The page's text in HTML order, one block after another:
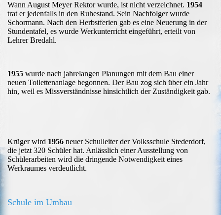
Wann August Meyer Rektor wurde, ist nicht verzeichnet. 1954
trat er jedenfalls in den Ruhestand. Sein Nachfolger wurde
Schormann. Nach den Herbstferien gab es eine Neuerung in der
Stundentafel, es wurde Werkunterricht eingeführt, erteilt von
Lehrer Bredahl.
1955 wurde nach jahrelangen Planungen mit dem Bau einer
neuen Toilettenanlage begonnen. Der Bau zog sich über ein Jahr
hin, weil es Missverständnisse hinsichtlich der Zuständigkeit gab.
Krüger wird 1956 neuer Schulleiter der Volksschule Stederdorf,
die jetzt 320 Schüler hat. Anlässlich einer Ausstellung von
Schülerarbeiten wird die dringende Notwendigkeit eines
Werkraumes verdeutlicht.
Schule im Umbau